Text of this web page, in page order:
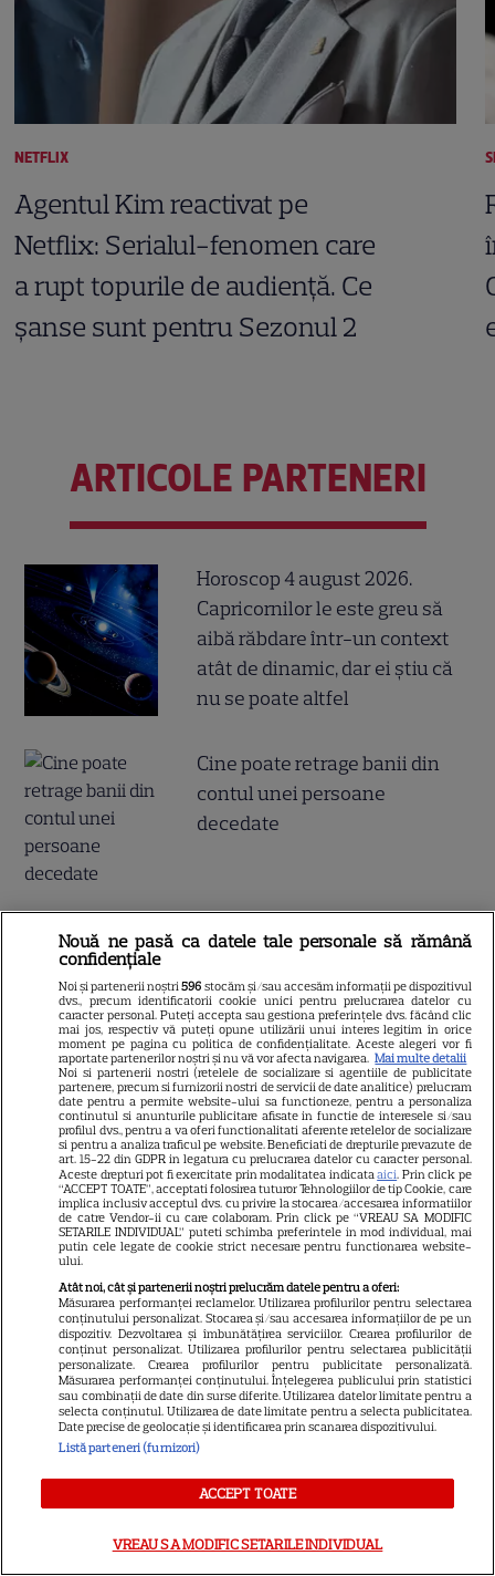
NETFLIX
Agentul Kim reactivat pe
Netflix: Serialul-fenomen care
a rupt topurile de audiență. Ce
șanse sunt pentru Sezonul 2
ARTICOLE PARTENERI
Horoscop 4 august 2026.
Capricornilor le este greu să
aibă răbdare într-un context
atât de dinamic, dar ei știu că
nu se poate altfel
Cine poate retrage banii din
contul unei persoane
decedate
Cum coci vinetele la bloc, fără
Ce este pământul de diatomee
și cum se utilizează
ALTE ARTICOLE
INTERESANTE
PRIME VIDEO
august 2026: „Reacher”
Nouă ne pasă ca datele tale personale să rămână
confidențiale
Noi și partenerii noștri596 stocăm și/sau accesăm informații pe dispozitivul
dvs., precum identificatorii cookie unici pentru prelucrarea datelor cu
caracter personal. Puteți accepta sau gestiona preferințele dvs. făcând clic
mai jos, respectiv vă puteți opune utilizării unui interes legitim în orice
moment pe pagina cu politica de confidențialitate. Aceste alegeri vor fi
raportate partenerilor noștri și nu vă vor afecta navigarea. Mai multe detalii
Noi si partenerii nostri (retelele de socializare si agentiile de publicitate
partenere, precum si furnizorii nostri de servicii de date analitice) prelucram
date pentru a permite website-ului sa functioneze, pentru a personaliza
continutul si anunturile publicitare afisate in functie de interesele si/sau
profilul dvs., pentru a va oferi functionalitati aferente retelelor de socializare
si pentru a analiza traficul pe website. Beneficiati de drepturile prevazute de
art. 15-22 din GDPR in legatura cu prelucrarea datelor cu caracter personal.
Aceste drepturi pot fi exercitate prin modalitatea indicataaici. Prin click pe
“ACCEPT TOATE”, acceptati folosirea tuturor Tehnologiilor de tip Cookie, care
implica inclusiv acceptul dvs. cu privire la stocarea/accesarea informatiilor
de catre Vendor-ii cu care colaboram. Prin click pe “VREAU SA MODIFIC
SETARILE INDIVIDUAL” puteti schimba preferintele in mod individual, mai
putin cele legate de cookie strict necesare pentru functionarea website-
ului.
Atât noi, cât și partenerii noștri prelucrăm datele pentru a oferi:
Măsurarea performanței reclamelor. Utilizarea profilurilor pentru selectarea
conținutului personalizat. Stocarea și/sau accesarea informațiilor de pe un
dispozitiv. Dezvoltarea și îmbunătățirea serviciilor. Crearea profilurilor de
conținut personalizat. Utilizarea profilurilor pentru selectarea publicității
personalizate. Crearea profilurilor pentru publicitate personalizată.
Măsurarea performanței conținutului. Înțelegerea publicului prin statistici
sau combinații de date din surse diferite. Utilizarea datelor limitate pentru a
selecta conținutul. Utilizarea de date limitate pentru a selecta publicitatea.
Date precise de geolocație și identificarea prin scanarea dispozitivului.
Listă parteneri (furnizori)
ACCEPT TOATE
VREAU SA MODIFIC SETARILE INDIVIDUAL